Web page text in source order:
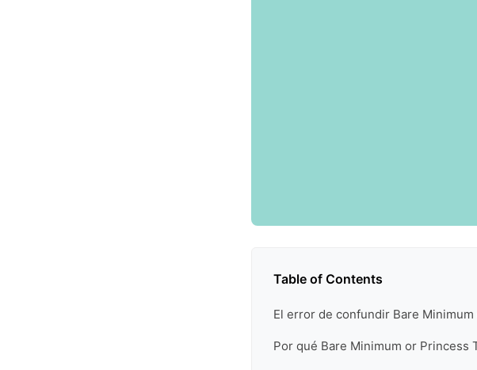
Table of Contents
El error de confundir Bare
Por qué Bare Minimum or Princess